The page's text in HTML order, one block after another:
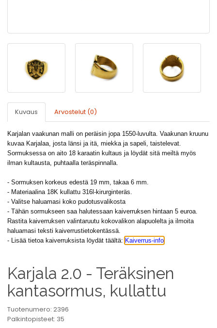
Kuvaus Arvostelut (0)
Karjalan vaakunan malli on peräisin jopa 1550-luvulta. Vaakunan kruunu
kuvaa Karjalaa, josta länsi ja itä, miekka ja sapeli, taistelevat.
Sormuksessa on aito 18 karaatin kultaus ja löydät sitä meiltä myös
ilman kultausta, puhtaalla teräspinnalla.
- Sormuksen korkeus edestä 19 mm, takaa 6 mm.
- Materiaalina 18K kullattu 316l-kirurginteräs.
- Valitse haluamasi koko pudotusvalikosta
- Tähän sormukseen saa halutessaan kaiverruksen hintaan 5 euroa.
Rastita kaiverruksen valintaruutu kokovalikon alapuolelta ja ilmoita
haluamasi teksti kaiverrustietokentässä.
- Lisää tietoa kaiverruksista löydät täältä: Kaiverrus-info
Karjala 2.0 - Teräksinen
kantasormus, kullattu
Tuotenumero: 2396
Palkintopisteet: 35